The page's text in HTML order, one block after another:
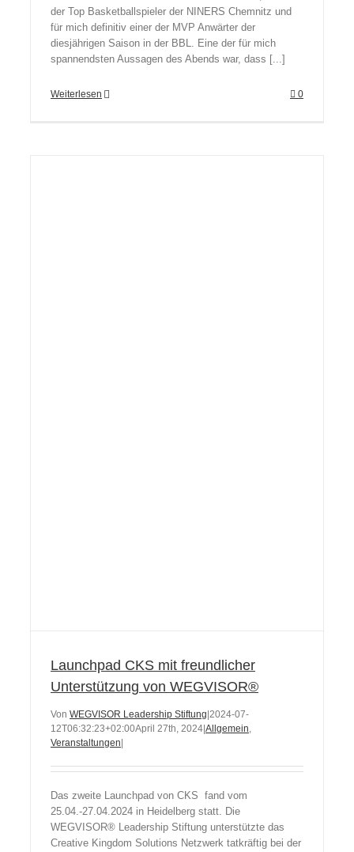
der Top Basketballspieler der NINERS Chemnitz und
für mich definitiv einer der MVP Anwärter der
diesjährigen Saison in der BBL. Eine der für mich
spannendsten Aussagen des Abends war, dass [...]
Weiterlesen 0
Launchpad CKS mit freundlicher
Unterstützung von WEGVISOR®
Von WEGVISOR Leadership Stiftung 2024-07-
12T06:32:23+02:00April 27th, 2024 Allgemein,
Veranstaltungen
Das zweite Launchpad von CKS fand vom
25.04.-27.04.2024 in Heidelberg statt. Die
WEGVISOR® Leadership Stiftung unterstützte das
Creative Kingdom Solutions Netzwerk tatkräftig bei der